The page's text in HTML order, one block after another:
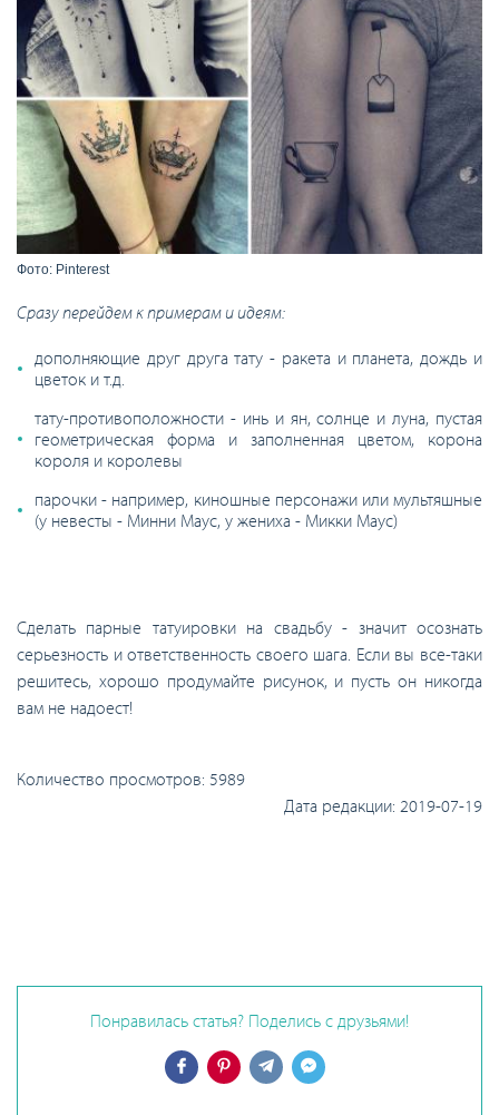
Фото: Pinterest
Сразу перейдем к примерам и идеям:
дополняющие друг друга тату - ракета и планета, дождь и
цветок и т.д.
тату-противоположности - инь и ян, солнце и луна, пустая
геометрическая форма и заполненная цветом, корона
короля и королевы
парочки - например, киношные персонажи или мультяшные
(у невесты - Минни Маус, у жениха - Микки Маус)
Сделать парные татуировки на свадьбу - значит осознать
серьезность и ответственность своего шага. Если вы все-таки
решитесь, хорошо продумайте рисунок, и пусть он никогда
вам не надоест!
Количество просмотров: 5989
Дата редакции: 2019-07-19
Понравилась статья? Поделись с друзьями!